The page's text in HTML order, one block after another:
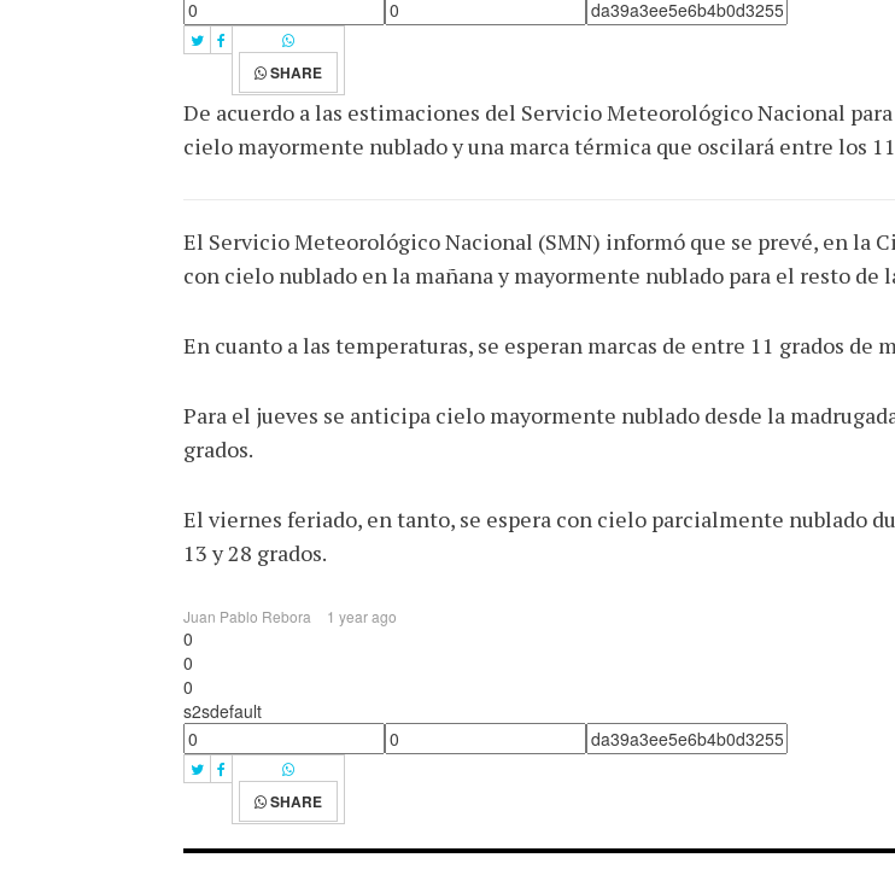
SHARE
De acuerdo a las estimaciones del Servicio Meteorológico Nacional
cielo mayormente nublado y una marca térmica que oscilará entre los
El Servicio Meteorológico Nacional (SMN) informó que se prevé, en la
con cielo nublado en la mañana y mayormente nublado para el resto de
En cuanto a las temperaturas, se esperan marcas de entre 11 grados de
Para el jueves se anticipa cielo mayormente nublado desde la
grados.
El viernes feriado, en tanto, se espera con cielo parcialmente nublado
13 y 28 grados.
Juan Pablo Rebora 1 year ago
0
0
0
s2sdefault
SHARE